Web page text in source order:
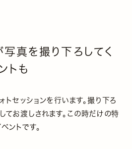
写真を撮り下ろしてく
トも
トセッションを行います。撮り下ろ
てお渡しされます。この時だけの特
ントです。